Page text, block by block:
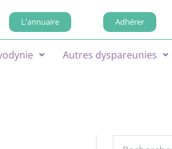
L'annuaire Adhérer
Autres dyspareunies